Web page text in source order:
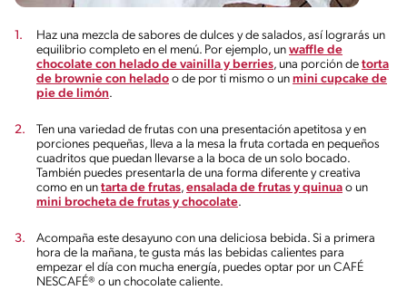
Haz una mezcla de sabores de dulces y de salados, así lograrás un
equilibrio completo en el menú. Por ejemplo, un waffle de
chocolate con helado de vainilla y berries, una porción de torta
de brownie con helado o de por ti mismo o un mini cupcake de
pie de limón.
Ten una variedad de frutas con una presentación apetitosa y en
porciones pequeñas, lleva a la mesa la fruta cortada en pequeños
cuadritos que puedan llevarse a la boca de un solo bocado.
También puedes presentarla de una forma diferente y creativa
como en un tarta de frutas, ensalada de frutas y quinua o un
mini brocheta de frutas y chocolate.
Acompaña este desayuno con una deliciosa bebida. Si a primera
hora de la mañana, te gusta más las bebidas calientes para
empezar el día con mucha energía, puedes optar por un CAFÉ
NESCAFÉ® o un chocolate caliente.